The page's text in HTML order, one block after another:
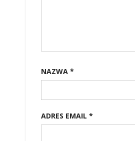
NAZWA *
ADRES EMAIL *